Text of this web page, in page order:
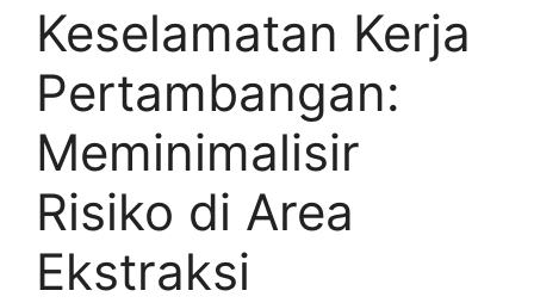
Keselamatan Kerja
Pertambangan:
Meminimalisir
Risiko di Area
Ekstraksi